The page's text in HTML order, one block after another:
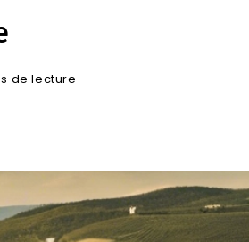
de lecture